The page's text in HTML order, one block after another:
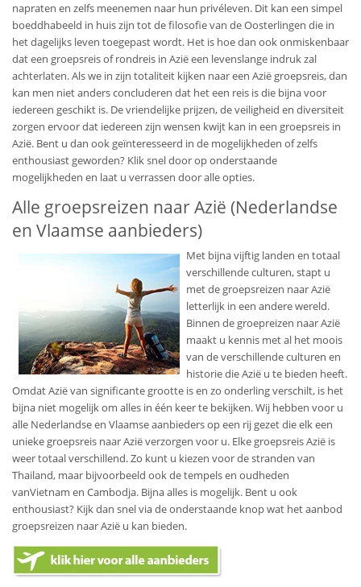
napraten en zelfs meenemen naar hun privéleven. Dit kan een simpel
boeddhabeeld in huis zijn tot de filosofie van de Oosterlingen die in
het dagelijks leven toegepast wordt. Het is hoe dan ook onmiskenbaar
dat een groepsreis of rondreis in Azië een levenslange indruk zal
achterlaten. Als we in zijn totaliteit kijken naar een Azië groepsreis, dan
kan men niet anders concluderen dat het een reis is die bijna voor
iedereen geschikt is. De vriendelijke prijzen, de veiligheid en diversiteit
zorgen ervoor dat iedereen zijn wensen kwijt kan in een groepsreis in
Azië. Bent u dan ook geïnteresseerd in de mogelijkheden of zelfs
enthousiast geworden? Klik snel door op onderstaande
mogelijkheden en laat u verrassen door alle opties.
Alle groepsreizen naar Azië (Nederlandse
en Vlaamse aanbieders)
Met bijna vijftig landen en totaal
verschillende culturen, stapt u
met de groepsreizen naar Azië
letterlijk in een andere wereld.
Binnen de groepreizen naar Azië
maakt u kennis met al het moois
van de verschillende culturen en
historie die Azië u te bieden heeft.
Omdat Azië van significante grootte is en zo onderling verschilt, is het
bijna niet mogelijk om alles in één keer te bekijken. Wij hebben voor u
alle Nederlandse en Vlaamse aanbieders op een rij gezet die elk een
unieke groepsreis naar Azië verzorgen voor u. Elke groepsreis Azië is
weer totaal verschillend. Zo kunt u kiezen voor de stranden van
Thailand, maar bijvoorbeeld ook de tempels en oudheden
vanVietnam en Cambodja. Bijna alles is mogelijk. Bent u ook
enthousiast? Kijk dan snel via de onderstaande knop wat het aanbod
groepsreizen naar Azië u kan bieden.